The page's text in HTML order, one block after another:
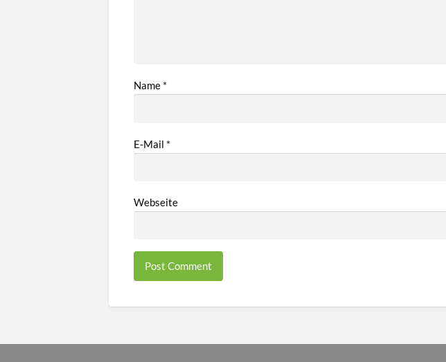
Name *
E-Mail *
Webseite